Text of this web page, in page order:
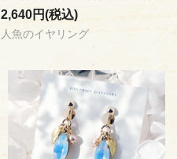
2,640円(税込)
人魚のイヤリング